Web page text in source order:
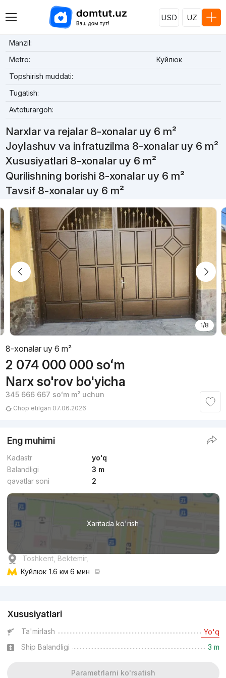
USD UZ
Manzil:
Metro:
Куйлюк
Topshirish muddati:
Tugatish:
Avtoturargoh:
Narxlar va rejalar 8-xonalar uy 6 m²
Joylashuv va infratuzilma 8-xonalar uy 6 m²
Xususiyatlari 8-xonalar uy 6 m²
Qurilishning borishi 8-xonalar uy 6 m²
Tavsif 8-xonalar uy 6 m²
1/8
8-xonalar uy 6 m²
2 074 000 000 soʻm
Narx so'rov bo'yicha
345 666 667 soʻmm² uchun
Chop etilgan 07.06.2026
Eng muhimi
Kadastr
yo'q
Balandligi
3 m
qavatlar soni
2
Xaritada ko'rish
Toshkent, Bektemir,
Куйлюк 1.6 км 6 мин
Xususiyatlari
Ta'mirlash Yo'q
Ship Balandligi 3 m
Parametrlarni ko'rsatish